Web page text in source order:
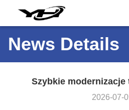
News Details
Szybkie
2026-07-